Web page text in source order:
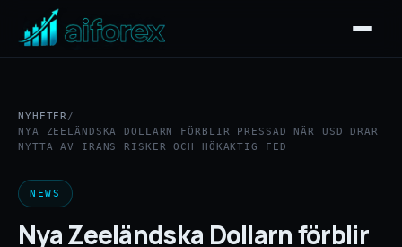
NYHETER/
NYA ZEELÄNDSKA DOLLARN FÖRBLIR PRESSAD NÄR USD DRAR
NYTTA AV IRANS RISKER OCH HÖKAKTIG FED
NEWS
Nya Zeeländska Dollarn förblir